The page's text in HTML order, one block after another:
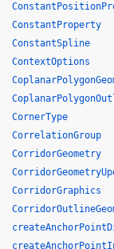
ConstantProperty
ConstantSpline
ContextOptions
CornerType
CorrelationGroup
CorridorGeometry
CorridorGraphics